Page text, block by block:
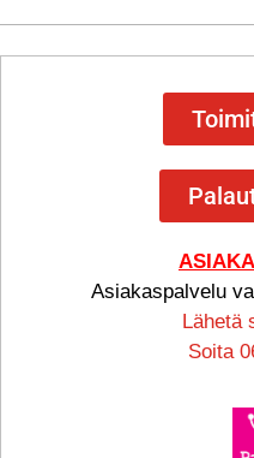
Asiakaspalvelu
Lähetä
Soita